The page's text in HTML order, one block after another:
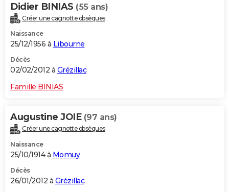
Didier BINIAS (55 ans)
Créer une cagnotte obsèques
Naissance
25/12/1956 à Libourne
Décès
02/02/2012 à Grézillac
Famille BINIAS
Augustine JOIE (97 ans)
Créer une cagnotte obsèques
Naissance
25/10/1914 à Momuy
Décès
26/01/2012 à Grézillac